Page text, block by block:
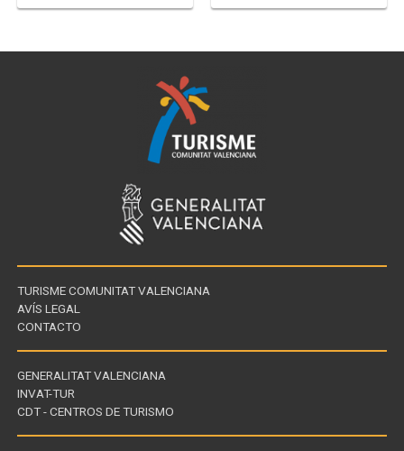
TURISME COMUNITAT VALENCIANA
AVÍS LEGAL
CONTACTO
Enllaços
d'interès
GENERALITAT VALENCIANA
INVAT-TUR
CDT - CENTROS DE TURISMO